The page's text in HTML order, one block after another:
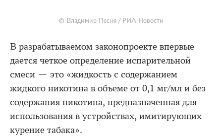
© Владимир Песня / РИА Новости
В разрабатываемом законопроекте впервые
дается четкое определение испарительной
смеси — это «жидкость с содержанием
жидкого никотина в объеме от 0,1 мг/мл и без
содержания никотина, предназначенная для
использования в устройствах, имитирующих
курение табака».